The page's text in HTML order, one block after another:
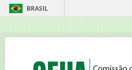
BRASIL